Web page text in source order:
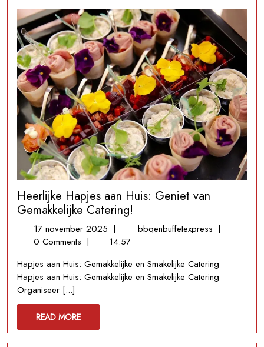
Heerlijke Hapjes aan Huis: Geniet van
Gemakkelijke Catering!
17 november 2025 17
november
| bbqenbuffetexpress Heerlijke
Huis:
Geniet
|
0 Comments |
14:57
Hapjes aan Huis: Gemakkelijke en Smakelijke Catering
Hapjes aan Huis: Gemakkelijke en Smakelijke Catering
Organiseer [...]
READ MOREREAD
MORE